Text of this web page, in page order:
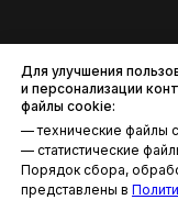
Для улучшения
и персонализации
файлы cookie:
— технические файлы
— статистические
Порядок сбора,
представлены в